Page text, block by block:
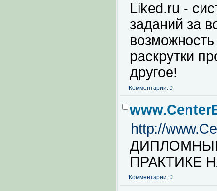
Liked.ru -
заданий за
раскрутки
другое!
Комментарии: 0
http://
ПРАКТИКЕ
Комментарии: 0